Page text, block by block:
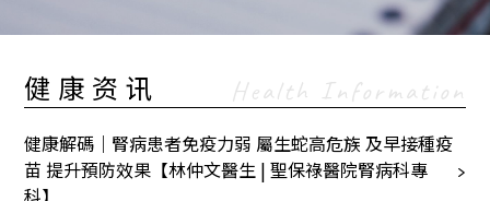
健康资讯 Health Information
健康解碼｜腎病患者免疫力弱 屬生蛇高危族 及早接種疫
苗 提升預防效果【林仲文醫生 | 聖保祿醫院腎病科專
科】